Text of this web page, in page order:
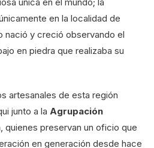
única en el mundo; la
en la localidad de
nació y creció observando el
en piedra que realizaba su
artesanales de esta región
junto a la Agrupación
, quienes preservan un oficio que
en generación desde hace